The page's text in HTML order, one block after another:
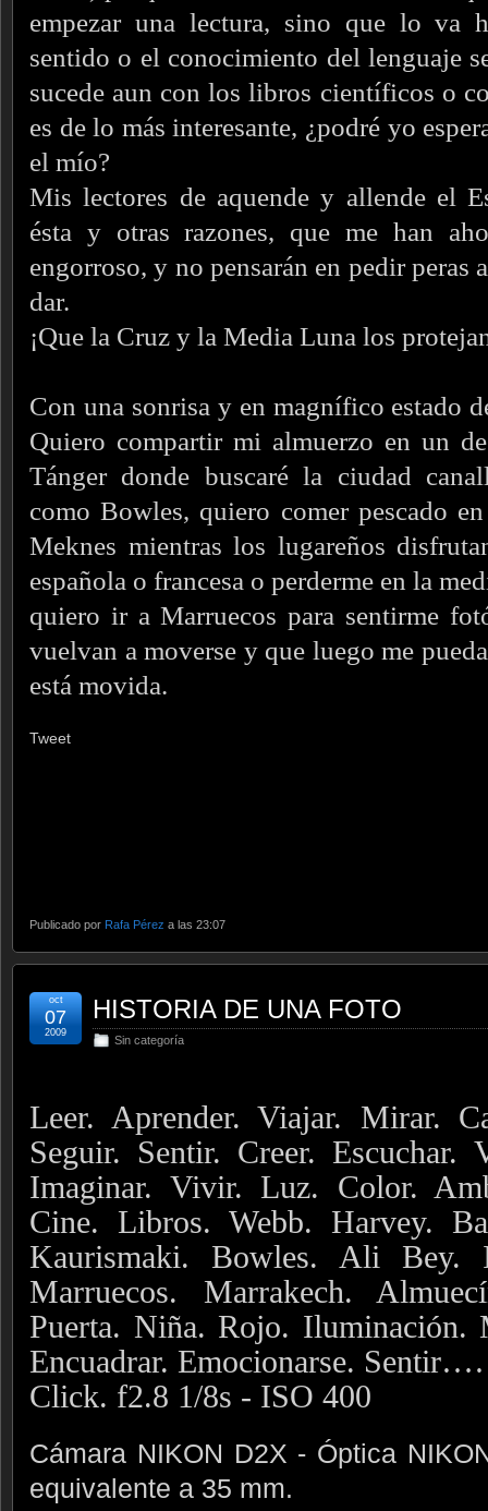
empezar una lectura, sino que lo va
sentido o el conocimiento del lenguaje
sucede aun con los libros científicos o
es de lo más interesante, ¿podré yo
el mío?
Mis lectores de aquende y allende el
ésta y otras razones, que me han
engorroso, y no pensarán en pedir peras
dar.
¡Que la Cruz y la Media Luna los
Con una sonrisa y en magnífico estado
Quiero compartir mi almuerzo en un
Tánger donde buscaré la ciudad
como Bowles, quiero comer pescado
Meknes mientras los lugareños
española o francesa o perderme en la
quiero ir a Marruecos para sentirme
vuelvan a moverse y que luego me
está movida.
Tweet
Publicado por Rafa Pérez a las 23:07
HISTORIA DE UNA FOTO
Sin categoría
oct
07
2009
Leer. Aprender. Viajar. Mirar.
Seguir. Sentir. Creer. Escuchar.
Imaginar. Vivir. Luz. Color.
Cine. Libros. Webb. Harvey.
Kaurismaki. Bowles. Ali Bey.
Marruecos. Marrakech.
Puerta. Niña. Rojo. Iluminación.
Encuadrar. Emocionarse.
Click. f2.8 1/8s - ISO 400
Cámara NIKON D2X - Óptica
equivalente a 35 mm.